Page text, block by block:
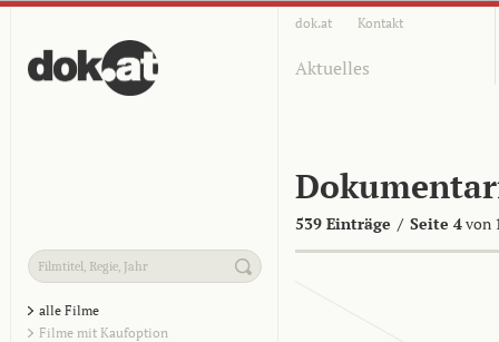
dok.at Kontakt
Aktuelles
539 Einträge / Seite 4von
alle Filme
Filme mit Kaufoption